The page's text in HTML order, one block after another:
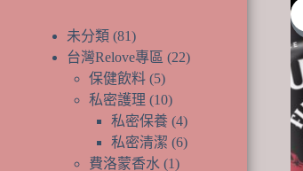
未分類 8181
個
產
品
台灣Relove專區 2222
品
保健飲料 55
個
產
品
私密護理 1010
個
產
品
私密保養 44
個
私密清潔 66
費洛蒙香水 11